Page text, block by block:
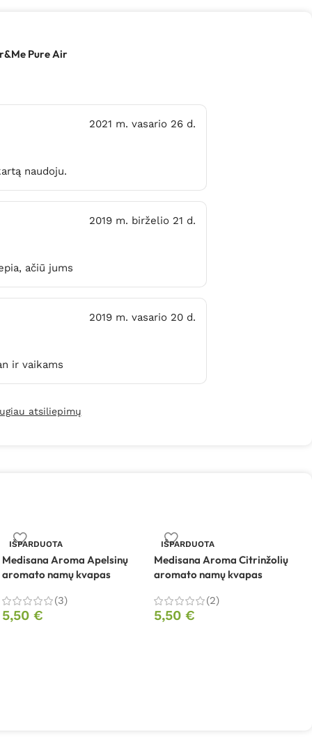
Pure Air
2021 m. vasario 26 d.
naudoju.
2019 m. birželio 21 d.
ačiū jums
2019 m. vasario 20 d.
ir vaikams
atsiliepimų
IŠPARDUOTA
Medisana Aroma Apelsinų
aromato namų kvapas
(3)
5,50€
IŠPARDUOTA
Medisana Aroma Citrinžolių
aromato namų kvapas
(2)
5,50 €